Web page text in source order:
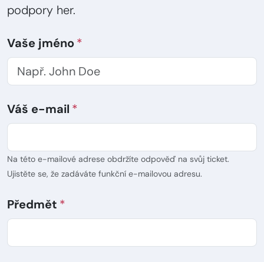
podpory her.
Vaše jméno
Váš e-mail
Na této e-mailové adrese obdržíte odpověď na svůj ticket.
Ujistěte se, že zadáváte funkční e-mailovou adresu.
Předmět